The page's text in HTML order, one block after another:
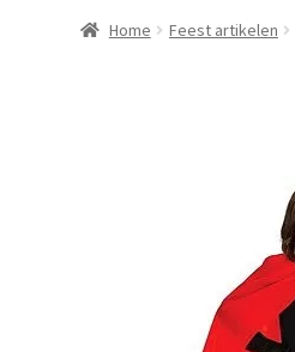
Home Feest artikelen